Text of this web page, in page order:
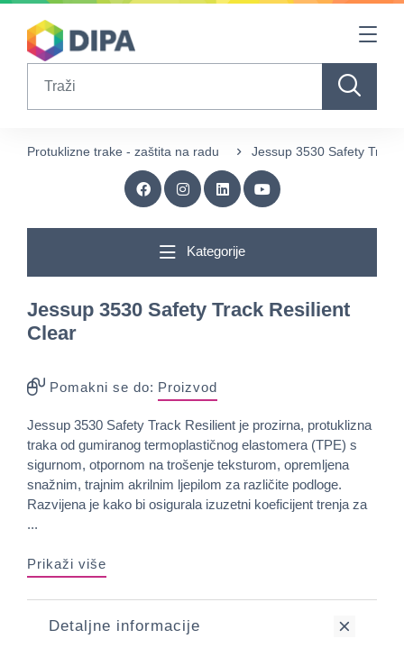
Table Of Content
Protuklizne trake - zaštita na radu Jessup 3530 Safety Track
Kategorije
Jessup 3530 Safety Track Resilient
Clear
Pomakni se do: Proizvod
Jessup 3530 Safety Track Resilient je prozirna, protuklizna
traka od gumiranog termoplastičnog elastomera (TPE) s
sigurnom, otpornom na trošenje teksturom, opremljena
snažnim, trajnim akrilnim ljepilom za različite podloge.
Razvijena je kako bi osigurala izuzetni koeficijent trenja za
...
Prikaži više
Detaljne informacije